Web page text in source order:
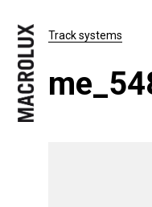
Track systems